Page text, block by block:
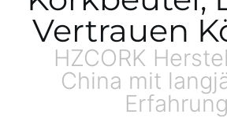
Vertrauen
HZCORK
China mit
Erfahrung